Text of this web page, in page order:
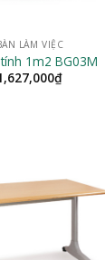
LÀM VIỆC
1m2 BG03M
₫